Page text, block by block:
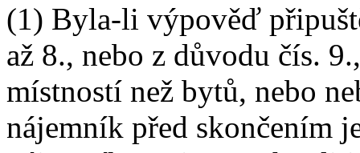
(1) Byla-li výpověď
až 8., nebo z důvodu čís.
místností než bytů, nebo
nájemník před skončením